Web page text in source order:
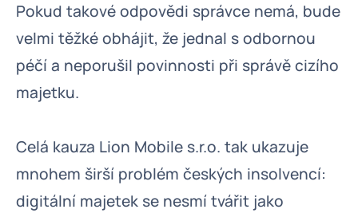
Pokud takové odpovědi správce nemá, bude
velmi těžké obhájit, že jednal s odbornou
péčí a neporušil povinnosti při správě cizího
majetku.
Celá kauza Lion Mobile s.r.o. tak ukazuje
mnohem širší problém českých insolvencí:
digitální majetek se nesmí tvářit jako